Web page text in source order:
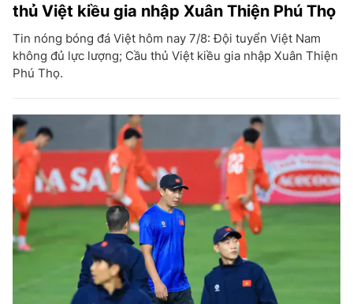
thủ Việt kiều gia nhập Xuân Thiện Phú Thọ
Tin nóng bóng đá Việt hôm nay 7/8: Đội tuyển Việt Nam
không đủ lực lượng; Cầu thủ Việt kiều gia nhập Xuân Thiện
Phú Thọ.